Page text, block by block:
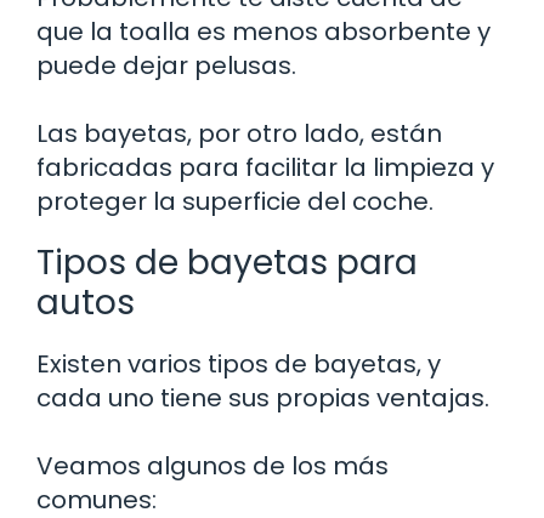
que la toalla es menos absorbente y
puede dejar pelusas.
Las bayetas, por otro lado, están
fabricadas para facilitar la limpieza y
proteger la superficie del coche.
Tipos de bayetas para
autos
Existen varios tipos de bayetas, y
cada uno tiene sus propias ventajas.
Veamos algunos de los más
comunes: